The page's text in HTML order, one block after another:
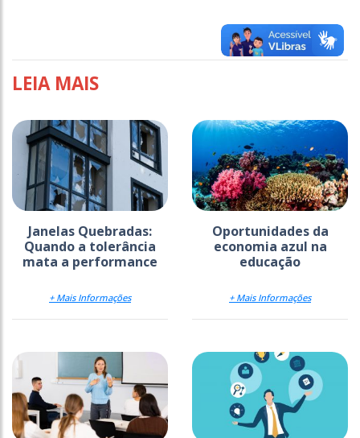
LEIA MAIS
Janelas Quebradas:
Quando a tolerância
mata a performance
+ Mais Informações
Oportunidades da
economia azul na
educação
+ Mais Informações